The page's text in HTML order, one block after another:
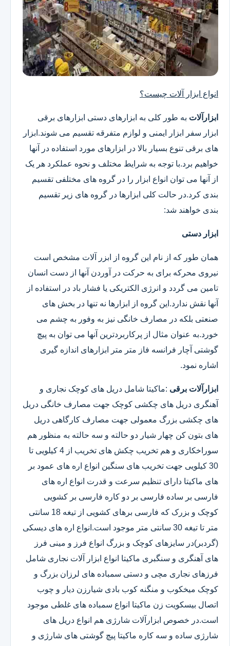
انواع ابزار آلات چیست؟
ابزارآلات به طور کلی به ابزارهای دستی ابزارهای برقی
ابزار سفر ابزار ایمنی و لوازم متفرقه تقسیم می شوند.ابزار
های برقی تنوع بسیار بالا در ابزارهای مورد استفاده در آنها
خواهیم برد.با توجه به شرایط مختلف و نحوه عملکرد هر یک
از آنها می توان انواع ابزار را در گروه های مختلفی تقسیم
بندی کرد.در حالت کلی ابزارها در گروه های زیر تقسیم
بندی خواهند شد:
ابزار دستی
همان طور که از نام این گروه از ابزر آلات مشخص است
نیروی محرکه برای به حرکت در آوردن آنها از دست انسان
تامین می گردد و انرژی الکتریکی یا فشار باد در استفاده از
آنها نقش ندارد.این گروه از ابزارها نه تنها در بخش های
صنعتی بلکه در مصارف خانگی نیز به وفور به چشم می
خورد.به عنوان مثال از پرکاربردترین آنها می توان به پیچ
گوشتی آچار فرانسه فاز متر متر ابزارهای اندازه گیری
اشاره نمود.
ابزارآلات برقی :ماکیتا شامل دریل های کوچک نجاری و
آهنگری دریل های چکشی کوچک جهت مصارف خانگی دریل
های چکشی بزرگ معمولی جهت مصارف کارگاهی دریل
های بتون کن چهار شیار دو حالته و سه حالته به منظور هم
سوراخکاری و هم تخریب چکش های تخریب از 4 کیلویی تا
30 کیلویی جهت تخریب های سنگین انواع اره های عمود بر
های ماکیتا دارای تنظیم سرعت و قدرت انواع اره های
فارسی بر ساده فارسی بر دو کاره فارسی بر کشویی
کوچک و بزرک که فارسی برهای کشویی از تیغه 18 سانتی
متر تا تیغه 30 سانتی متر موجود است.انواع اره های دیسکی
(گردبر)در سایزهای کوچک و بزرگ انواع فرز و مینی فرز
های آهنگری و سنگبری ماکیتا انواع ابزار آلات نجاری شامل
فرزهای نجاری مچی و دستی سمباده های لرزان بزرگ و
کوچک میخکوب و منگنه کوب بادی شیارزن دیار و چوب
اتصال بیسکویت زن ماکیتا انواع سمباده های غلطی موجود
است.در خصوص ابزارآلات شارژی هم انواع دریل های
شارژی ساده و سه کاره ماکیتا پیچ گوشتی های شارژی و